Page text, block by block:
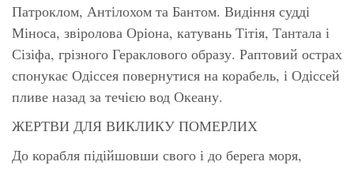
Патроклом, Антілохом та Бантом. Видіння судді
Міноса, звіролова Оріона, катувань Тітія, Тантала і
Сізіфа, грізного Гераклового образу. Раптовий острах
спонукає Одіссея повернутися на корабель, і Одіссей
пливе назад за течією вод Океану.
ЖЕРТВИ ДЛЯ ВИКЛИКУ ПОМЕРЛИХ
До корабля підійшовши свого і до берега моря,